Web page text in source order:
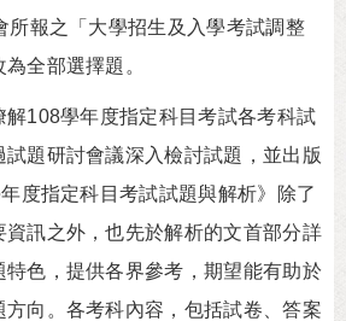
所報之「大學招生及入學考試調整
全部選擇題。
108學年度指定科目考試各考科試
題研討會議深入檢討試題，並出版
度指定科目考試試題與解析》除了
訊之外，也先於解析的文首部分詳
色，提供各界參考，期望能有助於
向。各考科內容，包括試卷、答案